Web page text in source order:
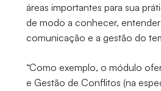
áreas importantes para sua
de modo a conhecer,
comunicação e a gestão do
“Como exemplo, o módulo
e Gestão de Conflitos (na